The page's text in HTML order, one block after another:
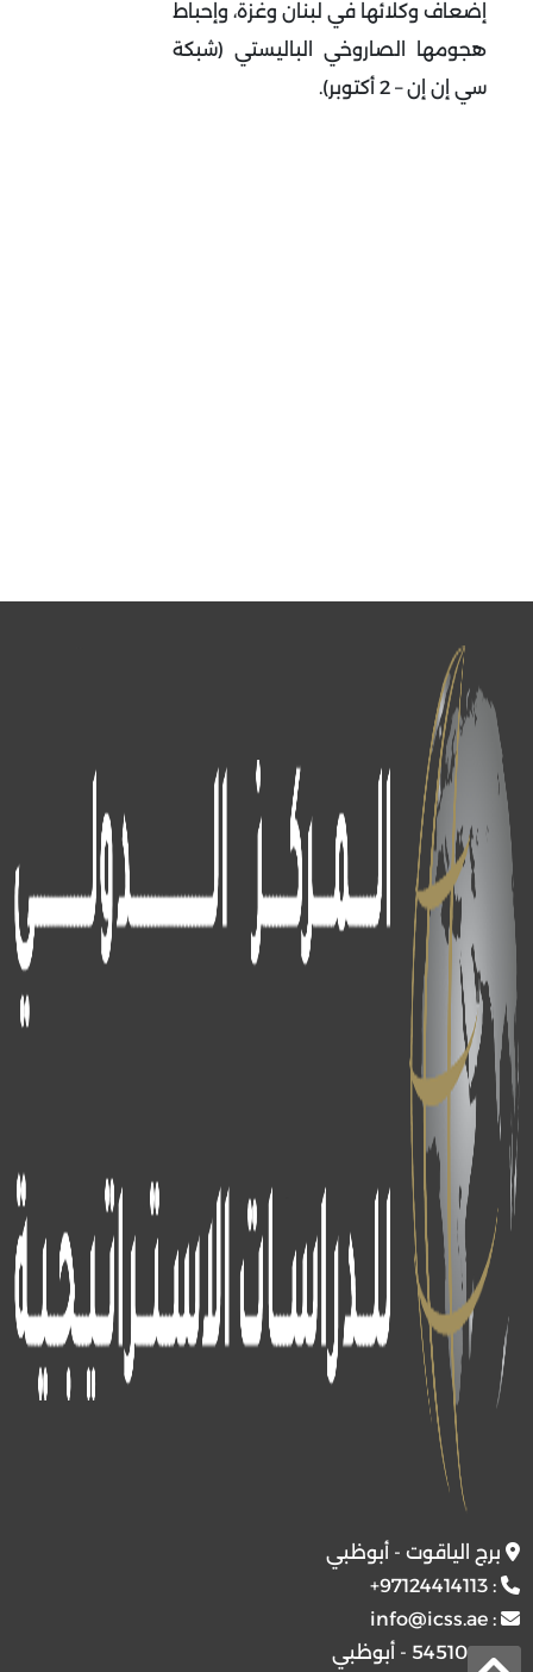
إضعاف وكلائها في لبنان وغزة، وإحباط
هجومها الصاروخي الباليستي (شبكة
سي إن إن – 2 أكتوبر).
برج الياقوت - أبوظبي
:
+97124414113
:
info@icss.ae
ص.ب54510 - أبوظبي